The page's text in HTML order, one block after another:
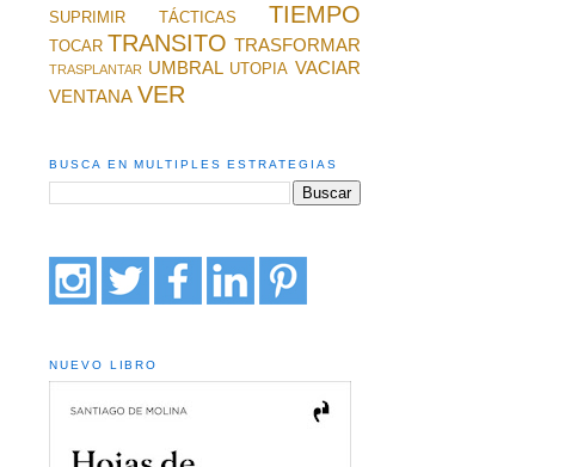
SUPRIMIR TÁCTICAS TIEMPO
TOCAR TRANSITO TRASFORMAR
TRASPLANTAR UMBRAL UTOPIA VACIAR
VENTANA VER
BUSCA EN MULTIPLES ESTRATEGIAS
NUEVO LIBRO